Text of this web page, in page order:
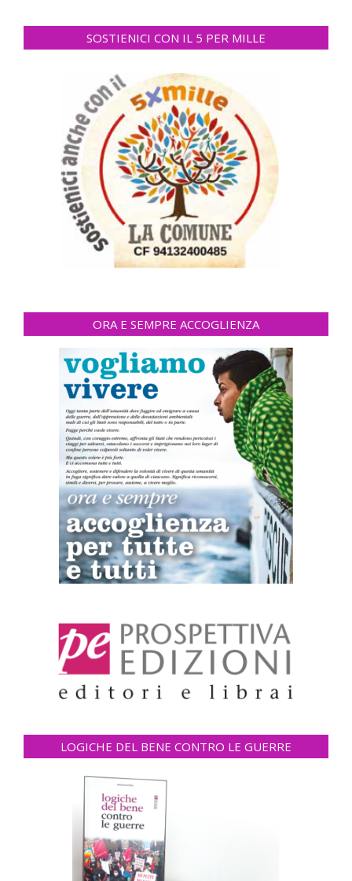
SOSTIENICI CON IL 5 PER MILLE
ORA E SEMPRE ACCOGLIENZA
LOGICHE DEL BENE CONTRO LE GUERRE